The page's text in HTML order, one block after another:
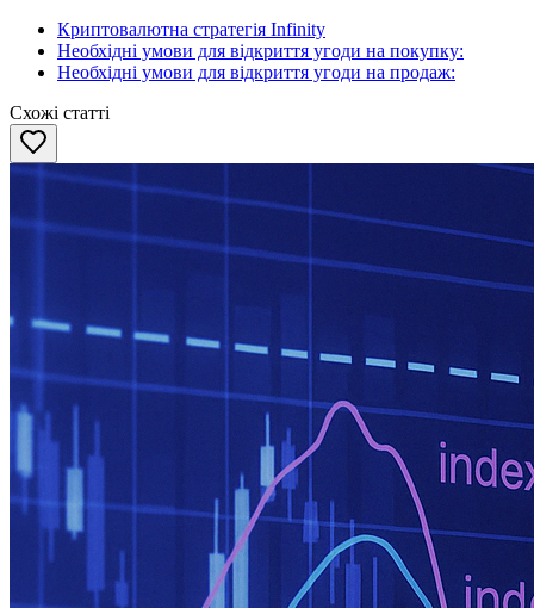
Криптовалютна стратегія Infinity
Необхідні умови для відкриття угоди на покупку:
Необхідні умови для відкриття угоди на продаж:
Схожі статті